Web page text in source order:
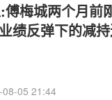
梅城两个月前
绩反弹下的减
08-05 21:44